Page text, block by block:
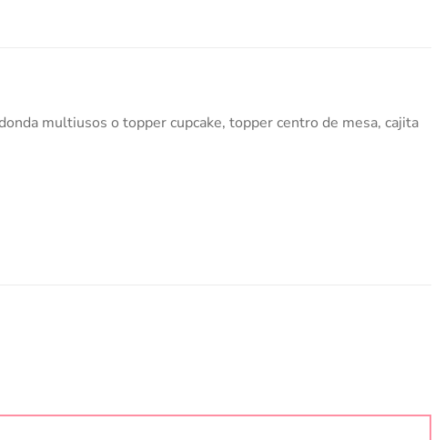
multiusos o topper cupcake, topper centro de mesa, cajita